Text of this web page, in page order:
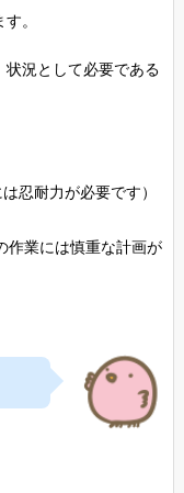
。
状況として必要である
忍耐力が必要です）
作業には慎重な計画が